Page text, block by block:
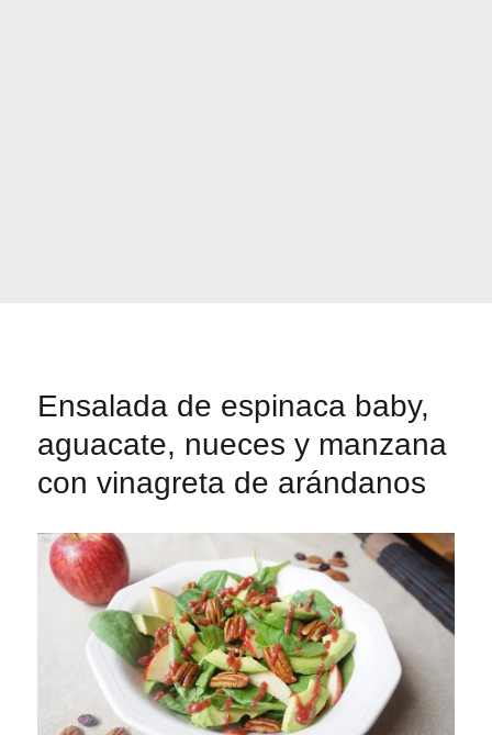
Ensalada de espinaca baby,
aguacate, nueces y manzana
con vinagreta de arándanos